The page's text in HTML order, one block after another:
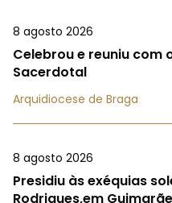
8 agosto 2026
Celebrou e reuniu com
Sacerdotal
Arquidiocese de Braga
8 agosto 2026
Presidiu às exéquias
Rodrigues,em